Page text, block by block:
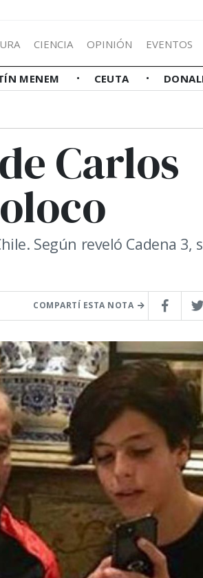
CIENCIA OPINIÓN EVENTOS
MENEM CEUTA
Carlos
Según reveló Cadena 3,
COMPARTÍ ESTA NOTA